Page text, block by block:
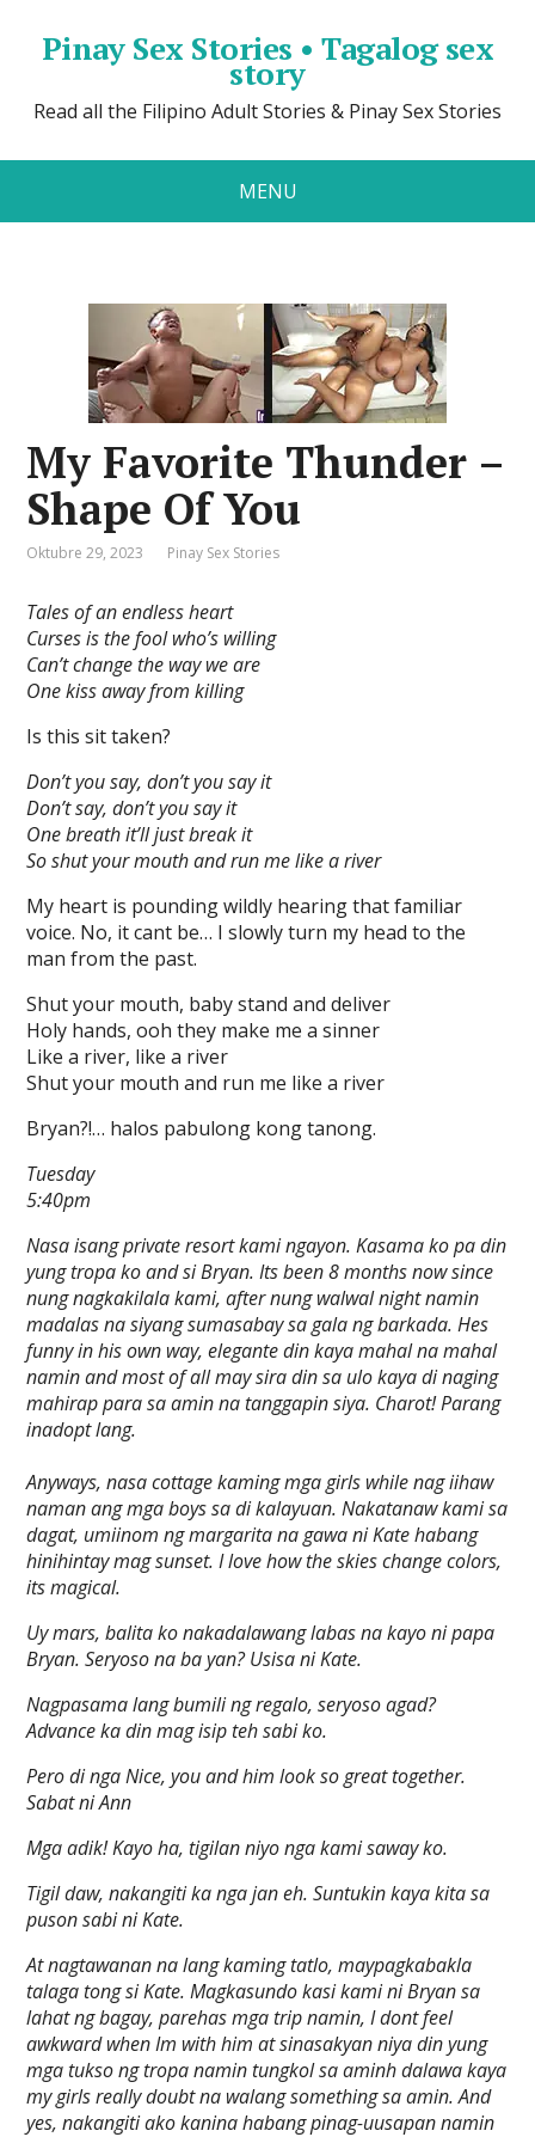
Pinay Sex Stories • Tagalog sex
story
Read all the Filipino Adult Stories & Pinay Sex Stories
MENU
My Favorite Thunder –
Shape Of You
Oktubre 29, 2023 Pinay Sex Stories
Tales of an endless heart
Curses is the fool who’s willing
Can’t change the way we are
One kiss away from killing
Is this sit taken?
Don’t you say, don’t you say it
Don’t say, don’t you say it
One breath it’ll just break it
So shut your mouth and run me like a river
My heart is pounding wildly hearing that familiar
voice. No, it cant be… I slowly turn my head to the
man from the past.
Shut your mouth, baby stand and deliver
Holy hands, ooh they make me a sinner
Like a river, like a river
Shut your mouth and run me like a river
Bryan?!… halos pabulong kong tanong.
Tuesday
5:40pm
Nasa isang private resort kami ngayon. Kasama ko pa din
yung tropa ko and si Bryan. Its been 8 months now since
nung nagkakilala kami, after nung walwal night namin
madalas na siyang sumasabay sa gala ng barkada. Hes
funny in his own way, elegante din kaya mahal na mahal
namin and most of all may sira din sa ulo kaya di naging
mahirap para sa amin na tanggapin siya. Charot! Parang
inadopt lang.
Anyways, nasa cottage kaming mga girls while nag iihaw
naman ang mga boys sa di kalayuan. Nakatanaw kami sa
dagat, umiinom ng margarita na gawa ni Kate habang
hinihintay mag sunset. I love how the skies change colors,
its magical.
Uy mars, balita ko nakadalawang labas na kayo ni papa
Bryan. Seryoso na ba yan? Usisa ni Kate.
Nagpasama lang bumili ng regalo, seryoso agad?
Advance ka din mag isip teh sabi ko.
Pero di nga Nice, you and him look so great together.
Sabat ni Ann
Mga adik! Kayo ha, tigilan niyo nga kami saway ko.
Tigil daw, nakangiti ka nga jan eh. Suntukin kaya kita sa
puson sabi ni Kate.
At nagtawanan na lang kaming tatlo, maypagkabakla
talaga tong si Kate. Magkasundo kasi kami ni Bryan sa
lahat ng bagay, parehas mga trip namin, I dont feel
awkward when Im with him at sinasakyan niya din yung
mga tukso ng tropa namin tungkol sa aminh dalawa kaya
my girls really doubt na walang something sa amin. And
yes, nakangiti ako kanina habang pinag-uusapan namin